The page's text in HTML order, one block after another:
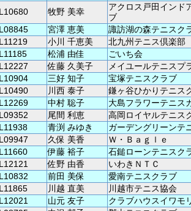
L10680 牧野 美幸
アクロス戸田インド
ブ
L08845 宮澤 恵美
諏訪湖の森テニスク
L11219 小川 千恵美
北九州テニス倶楽部
L11185 松浦 由佳
ごいち会
L12227 佐藤 久美子
メイユールテニスプ
L10904 三好 知子
宝塚テニスクラブ
L10490 川西 泰子
鎌ヶ谷ひかりテニス
L12269 中村 聡子
大島フラワーテニス
L09352 尾間 利恵
高岡ロイヤルテニス
L11938 青渕 みゆき
ガーデングリーンテ
L09947 久保 美香
Ｗ・Ｂａｇｌｅ
L11660 伊藤 裕子
石鎚ローンテニスク
L12121 佐野 由香
いわきＮＴＣ
L10832 前田 美保
愛南テニスクラブ
L11865 川越 直美
川越市テニス協会
L12021 山元 友子
クラブハウスイワモ